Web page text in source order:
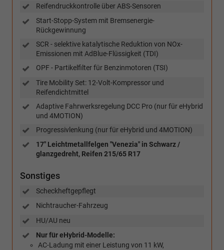
Reifendruckkontrolle über ABS-Sensoren
Start-Stopp-System mit Bremsenergie-
Rückgewinnung
SCR - selektive katalytische Reduktion von NOx-
Emissionen mit AdBlue-Flüssigkeit (TDI)
OPF - Partikelfilter für Benzinmotoren (TSI)
Tire Mobility Set: 12-Volt-Kompressor und
Reifendichtmittel
Adaptive Fahrwerksregelung DCC Pro (nur für eHybrid
und 4MOTION)
Progressivlenkung (nur für eHybrid und 4MOTION)
17" Leichtmetallfelgen "Venezia" in Schwarz /
glanzgedreht, Reifen 215/65 R17
Sonstiges
Scheckheftgepflegt
Nichtraucher-Fahrzeug
HU/AU neu
Nur für eHybrid-Modelle:
AC-Ladung mit einer Leistung von 11 kW,